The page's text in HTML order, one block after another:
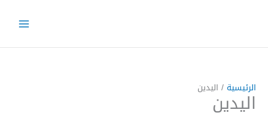
الرئيسية / اليدين
اليدين